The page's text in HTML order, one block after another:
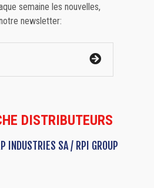
semaine les nouvelles,
newsletter:
DISTRIBUTEURS
INDUSTRIES SA / RPI GROUP